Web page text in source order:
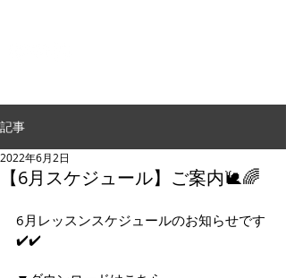
記事
【6月スケジュール】ご案内🐌🌈
2022年6月2日
6月レッスンスケジュールのお知らせです
✔️✔️